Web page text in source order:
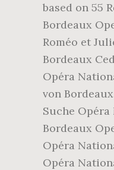
based on 55
Bordeaux
Roméo et
Bordeaux
Opéra
von
Suche
Bordeaux
Opéra
Opéra